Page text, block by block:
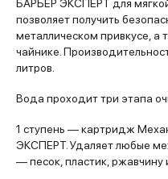
БАРЬЕР ЭКСПЕРТ для
позволяет получить
металлическом привкусе,
чайнике.
литров.
Вода проходит три этапа
1 ступень — картридж
ЭКСПЕРТ. Удаляет любые
— песок, пластик, ржавчину